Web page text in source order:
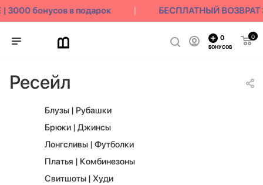
бонусов в подарок БЕСПЛАТНЫЙ ВОЗВРАТ 30
0
0
БОНУСОВ
Ресейл
Блузы | Рубашки
Брюки | Джинсы
Лонгсливы | Футболки
Платья | Комбинезоны
Свитшоты | Худи